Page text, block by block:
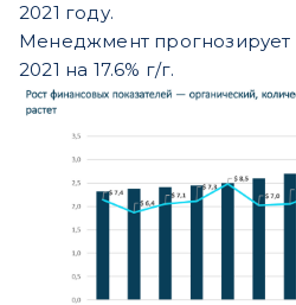
2021 году.
Менеджмент прогнозирует
2021 на 17.6% г/г.